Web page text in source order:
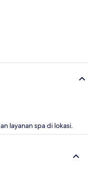
layanan spa di lokasi.